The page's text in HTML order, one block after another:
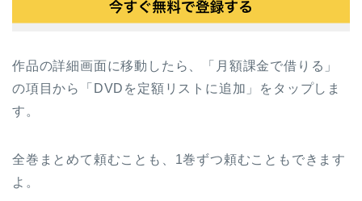
作品の詳細画面に移動したら、「月額課金で借りる」
の項目から「DVDを定額リストに追加」をタップしま
す。
全巻まとめて頼むことも、1巻ずつ頼むこともできます
よ。